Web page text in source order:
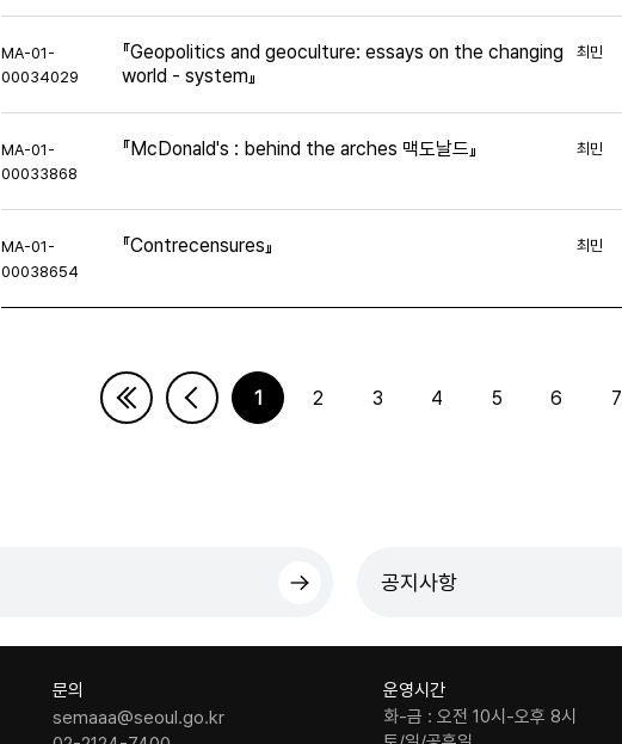
MA-01-
00034029
『Geopolitics and geoculture: essays on the changing
world - system』
최민
MA-01-
00033868
『McDonald's : behind the arches 맥도날드』 최민
MA-01-
00038654
『Contrecensures』 최민
1 2 3 4 5 6 7
다음페이지마지막페이지
공지사항
문의
semaaa@seoul.go.kr
운영시간
화-금 : 오전 10시-오후 8시